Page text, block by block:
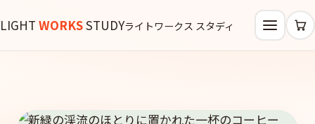
LIGHT WORKSSTUDYライトワークス スタディ